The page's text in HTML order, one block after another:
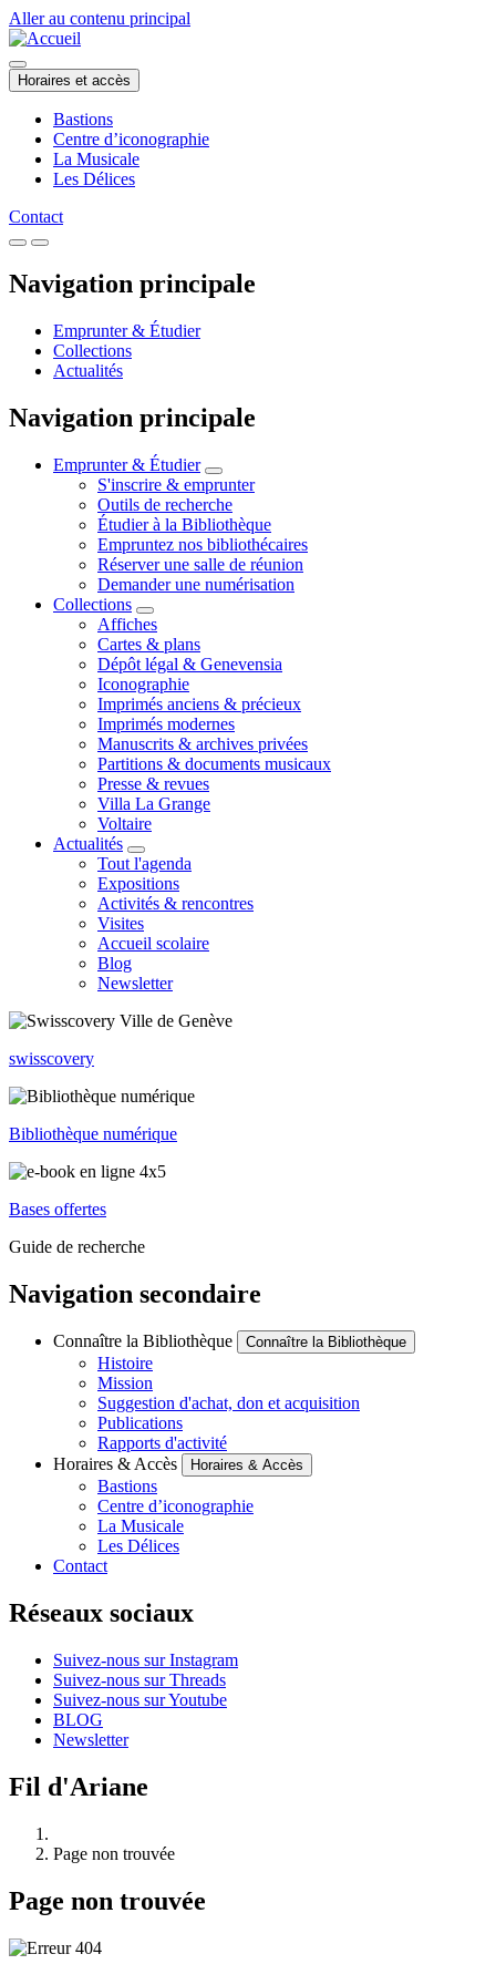
Aller au contenu principal
Horaires et accès
Bastions
Centre d’iconographie
La Musicale
Les Délices
Contact
Navigation principale
Emprunter & Étudier
Collections
Actualités
Navigation principale
Emprunter & Étudier
S'inscrire & emprunter
Outils de recherche
Étudier à la Bibliothèque
Empruntez nos bibliothécaires
Réserver une salle de réunion
Demander une numérisation
Collections
Affiches
Cartes & plans
Dépôt légal & Genevensia
Iconographie
Imprimés anciens & précieux
Imprimés modernes
Manuscrits & archives privées
Partitions & documents musicaux
Presse & revues
Villa La Grange
Voltaire
Actualités
Tout l'agenda
Expositions
Activités & rencontres
Visites
Accueil scolaire
Blog
Newsletter
swisscovery
Bibliothèque numérique
Bases offertes
Guide de recherche
Navigation secondaire
Connaître la Bibliothèque Connaître la Bibliothèque
Histoire
Mission
Suggestion d'achat, don et acquisition
Publications
Rapports d'activité
Horaires & Accès
Horaires & Accès
Bastions
Centre d’iconographie
La Musicale
Les Délices
Contact
Réseaux sociaux
Suivez-nous sur Instagram
Suivez-nous sur Threads
Suivez-nous sur Youtube
BLOG
Newsletter
Fil d'Ariane
Page non trouvée
Page non trouvée